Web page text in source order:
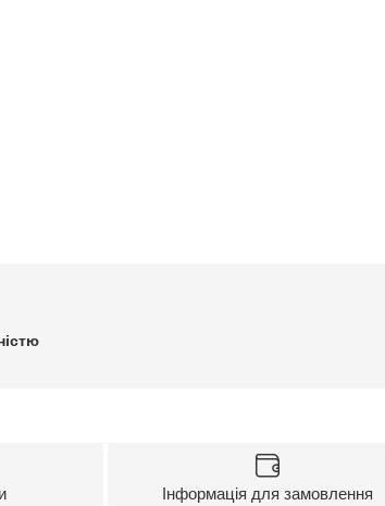
Інформація для замовлення